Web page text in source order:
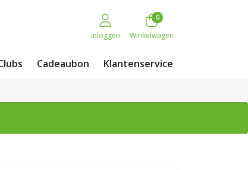
Inloggen
0
Winkelwagen
Cadeaubon Klantenservice